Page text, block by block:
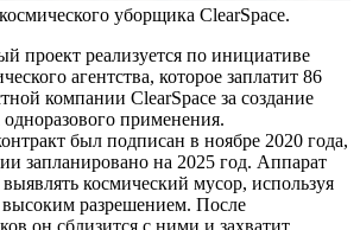
уборщика ClearSpace.
проект реализуется по инициативе
агентства, которое заплатит 86
компании ClearSpace за создание
применения.
был подписан в ноябре 2020 года,
запланировано на 2025 год. Аппарат
космический мусор, используя
разрешением. После
он сблизится с ними и захватит,